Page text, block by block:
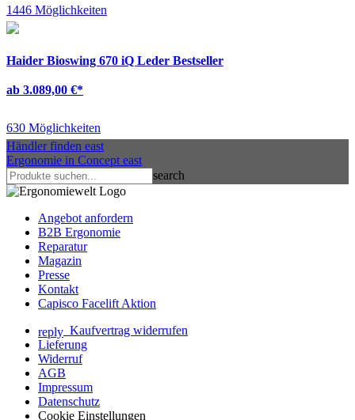
1446 Möglichkeiten
Haider Bioswing 670 iQ Leder Bestseller
ab 3.089,00 €*
630 Möglichkeiten
Händler finden east
Ergonomie in Concept east
search
Angebot anfordern
B2B Ergonomie
Reparatur
Magazin
Presse
Kontakt
Capisco Facelift Aktion
reply Kaufvertrag widerrufen
Lieferung
Widerruf
AGB
Impressum
Datenschutz
Cookie Einstellungen